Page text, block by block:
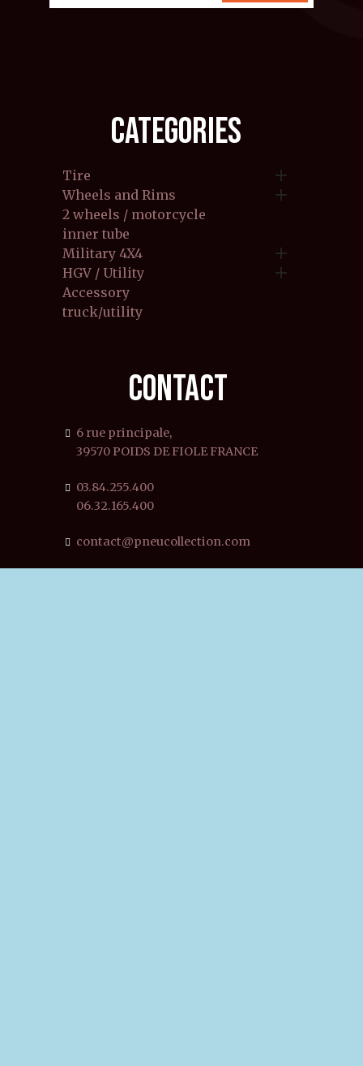
CATEGORIES
Tire 
Wheels and Rims 
2 wheels / motorcycle
inner tube
Military 4X4

HGV / Utility 
Accessory
truck/utility
CONTACT
6 rue principale,
39570 POIDS DE FIOLE FRANCE
03.84.255.400
06.32.165.400
contact@pneucollection.com